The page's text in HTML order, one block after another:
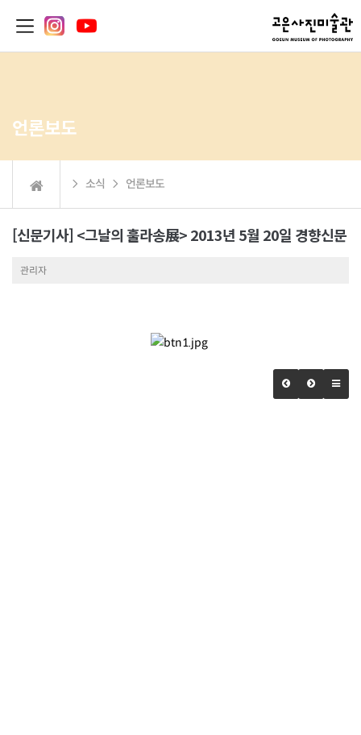
언론보도
 소식  언론보도
[신문기사] <그날의 훌라송展> 2013년 5월 20일 경향신문
관리자